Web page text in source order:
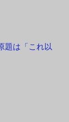
題は「これ以